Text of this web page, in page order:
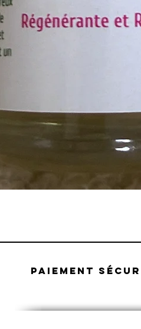
Paiement